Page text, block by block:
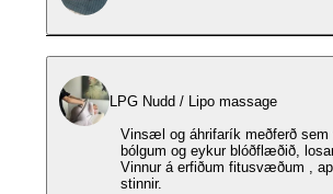
LPG Nudd / Lipo massage
Vinsæl og áhrifarík meðferð sem
bólgum og eykur blóðflæðið,
Vinnur á erfiðum fitusvæðum ,
stinnir.